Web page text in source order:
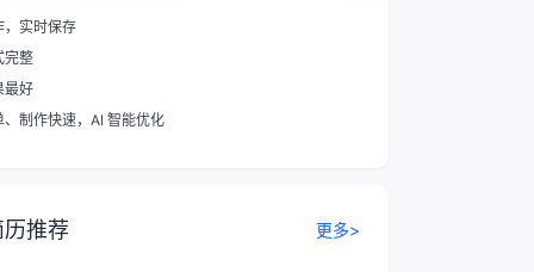
，实时保存
完整
最好
、制作快速，AI 智能优化
推荐 更多>